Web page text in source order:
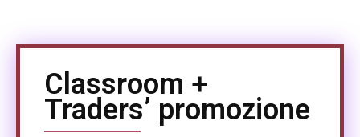
Classroom +
Traders’ promozione